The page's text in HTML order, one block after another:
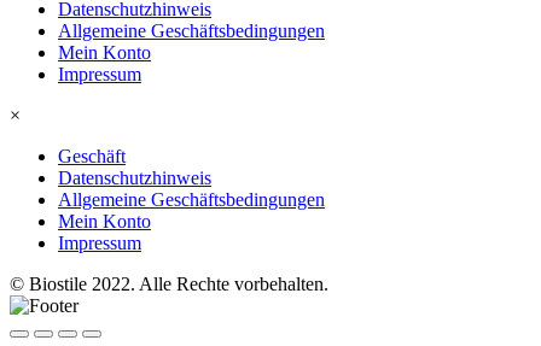
Datenschutzhinweis
Allgemeine Geschäftsbedingungen
Mein Konto
Impressum
×
Geschäft
Datenschutzhinweis
Allgemeine Geschäftsbedingungen
Mein Konto
Impressum
© Biostile 2022. Alle Rechte vorbehalten.